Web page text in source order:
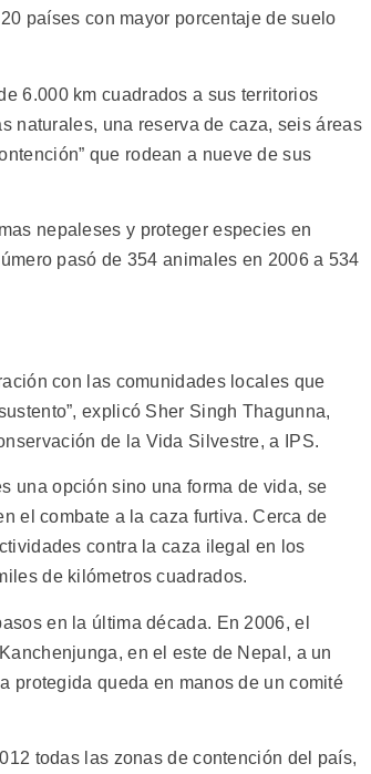
países con mayor porcentaje de suelo
6.000 km cuadrados a sus territorios
naturales, una reserva de caza, seis áreas
que rodean a nueve de sus
nepaleses y proteger especies en
pasó de 354 animales en 2006 a 534
con las comunidades locales que
explicó Sher Singh Thagunna,
de la Vida Silvestre, a IPS.
una opción sino una forma de vida, se
el combate a la caza furtiva. Cerca de
contra la caza ilegal en los
de kilómetros cuadrados.
en la última década. En 2006, el
en el este de Nepal, a un
protegida queda en manos de un comité
todas las zonas de contención del país,